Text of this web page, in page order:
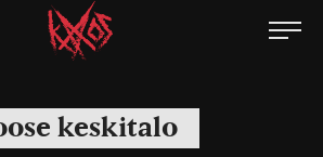
Kaaoszine
keskitalo